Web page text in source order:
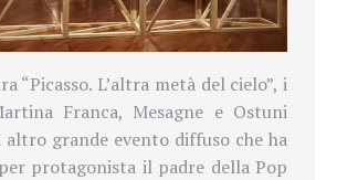
“Picasso. L’altra metà del cielo”, i
Franca, Mesagne e Ostuni
altro grande evento diffuso che ha
protagonista il padre della Pop